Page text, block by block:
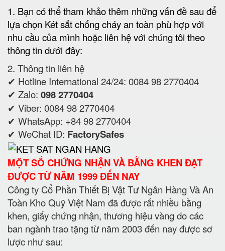
1. Bạn có thể tham khảo thêm những vấn đề sau để
lựa chọn Két sắt chống cháy an toàn phù hợp với
nhu cầu của mình hoặc liên hệ với chúng tôi theo
thông tin dưới đây:
2. Thông tin liên hệ
✔ Hotline International 24/24: 0084 98 2770404
✔ Zalo: 098 2770404
✔ Viber: 0084 98 2770404
✔ WhatsApp: +84 98 2770404
✔ WeChat ID: FactorySafes
MỘT SỐ CHỨNG NHẬN VÀ BẰNG KHEN ĐẠT
ĐƯỢC TỪ NĂM 1999 ĐẾN NAY
Công ty Cổ Phần Thiết Bị Vật Tư Ngân Hàng Và An
Toàn Kho Quỹ Việt Nam đã được rất nhiều bằng
khen, giấy chứng nhận, thương hiệu vàng do các
ban ngành trao tặng từ năm 2003 đến nay được sơ
lược như sau: